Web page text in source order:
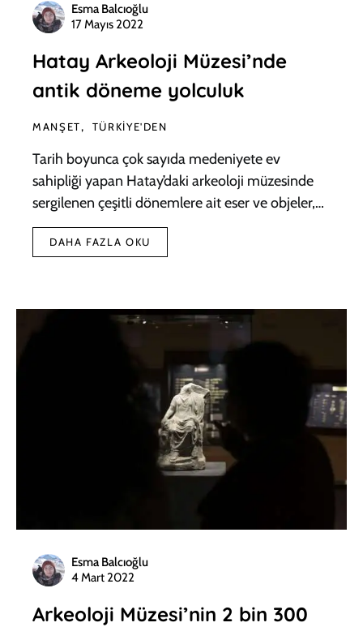
Esma Balcıoğlu
17 Mayıs 2022
Hatay Arkeoloji Müzesi’nde
antik döneme yolculuk
MANŞET TÜRKIYE'DEN
Tarih boyunca çok sayıda medeniyete ev
sahipliği yapan Hatay’daki arkeoloji müzesinde
sergilenen çeşitli dönemlere ait eser ve objeler,…
DAHA FAZLA OKU
Esma Balcıoğlu
4 Mart 2022
Arkeoloji Müzesi’nin 2 bin 300